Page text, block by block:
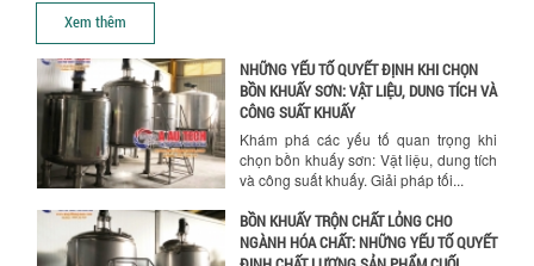
Xem thêm
NHỮNG YẾU TỐ QUYẾT ĐỊNH KHI CHỌN
BỒN KHUẤY SƠN: VẬT LIỆU, DUNG TÍCH VÀ
CÔNG SUẤT KHUẤY
Khám phá các yếu tố quan trọng khi
chọn bồn khuấy sơn: Vật liệu, dung tích
và công suất khuấy. Giải pháp tối...
BỒN KHUẤY TRỘN CHẤT LỎNG CHO
NGÀNH HÓA CHẤT: NHỮNG YẾU TỐ QUYẾT